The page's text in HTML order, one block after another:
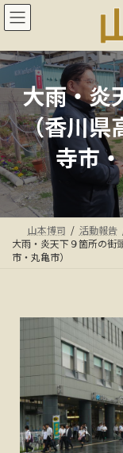
コ
ン
ン
ツ
へ
ス
キ
ッ
プ
ナ
ビ
ー
シ
ョ
ン
に
移
動
大雨・炎
（香川県
寺市
山本博司 活動報告
大雨・炎天下９箇所の街
市・丸亀市）